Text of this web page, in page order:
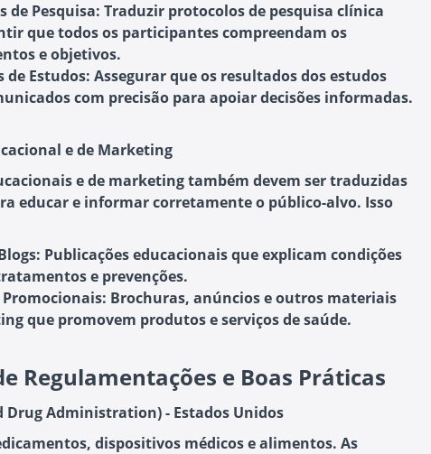
de Pesquisa: Traduzir protocolos de pesquisa clínica
que todos os participantes compreendam os
e objetivos.
de Estudos: Assegurar que os resultados dos estudos
com precisão para apoiar decisões informadas.
e de Marketing
e de marketing também devem ser traduzidas
educar e informar corretamente o público-alvo. Isso
: Publicações educacionais que explicam condições
e prevenções.
: Brochuras, anúncios e outros materiais
que promovem produtos e serviços de saúde.
Regulamentações e Boas Práticas
Drug Administration) - Estados Unidos
dispositivos médicos e alimentos. As